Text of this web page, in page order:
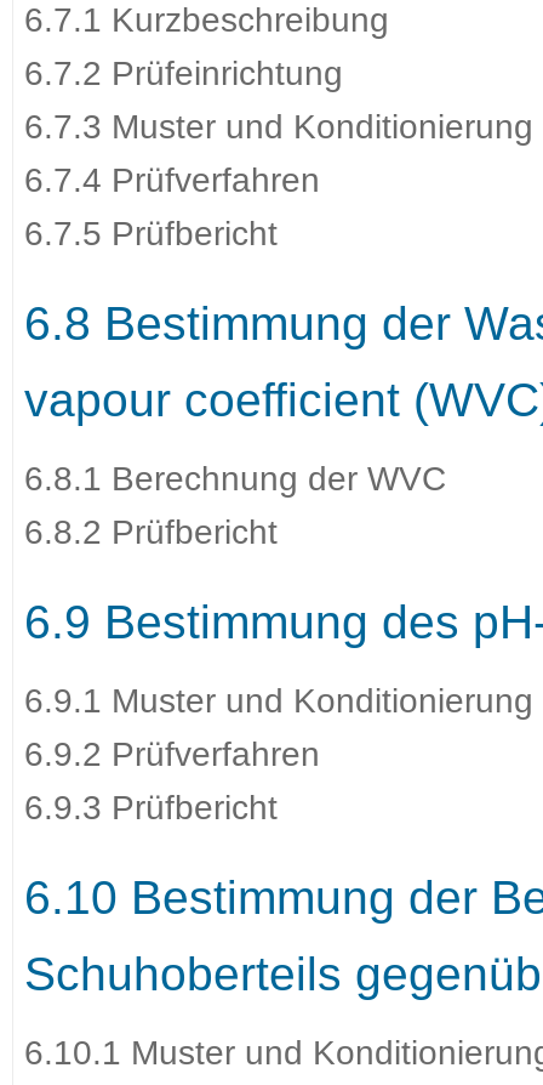
6.7.1 Kurzbeschreibung
6.7.2 Prüfeinrichtung
6.7.3 Muster und Konditionierung
6.7.4 Prüfverfahren
6.7.5 Prüfbericht
6.8 Bestimmung der
vapour coefficient
6.8.1 Berechnung der WVC
6.8.2 Prüfbericht
6.9 Bestimmung des
6.9.1 Muster und Konditionierung
6.9.2 Prüfverfahren
6.9.3 Prüfbericht
6.10 Bestimmung der
Schuhoberteils
6.10.1 Muster und